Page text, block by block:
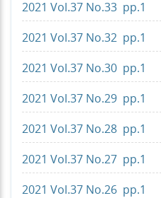
2021 Vol.37 No.33 pp.1
2021 Vol.37 No.32 pp.1
2021 Vol.37 No.30 pp.1
2021 Vol.37 No.29 pp.1
2021 Vol.37 No.28 pp.1
2021 Vol.37 No.27 pp.1
2021 Vol.37 No.26 pp.1